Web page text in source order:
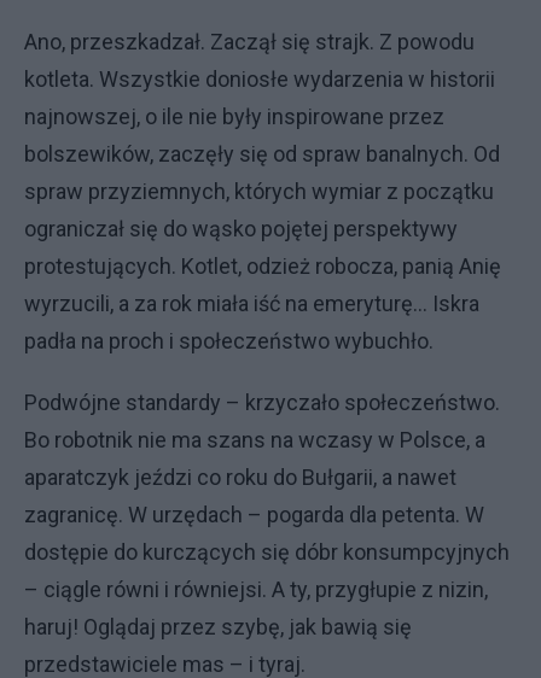
Ano, przeszkadzał. Zaczął się strajk. Z powodu
kotleta. Wszystkie doniosłe wydarzenia w historii
najnowszej, o ile nie były inspirowane przez
bolszewików, zaczęły się od spraw banalnych. Od
spraw przyziemnych, których wymiar z początku
ograniczał się do wąsko pojętej perspektywy
protestujących. Kotlet, odzież robocza, panią Anię
wyrzucili, a za rok miała iść na emeryturę... Iskra
padła na proch i społeczeństwo wybuchło.
Podwójne standardy – krzyczało społeczeństwo.
Bo robotnik nie ma szans na wczasy w Polsce, a
aparatczyk jeździ co roku do Bułgarii, a nawet
zagranicę. W urzędach – pogarda dla petenta. W
dostępie do kurczących się dóbr konsumpcyjnych
– ciągle równi i równiejsi. A ty, przygłupie z nizin,
haruj! Oglądaj przez szybę, jak bawią się
przedstawiciele mas – i tyraj.